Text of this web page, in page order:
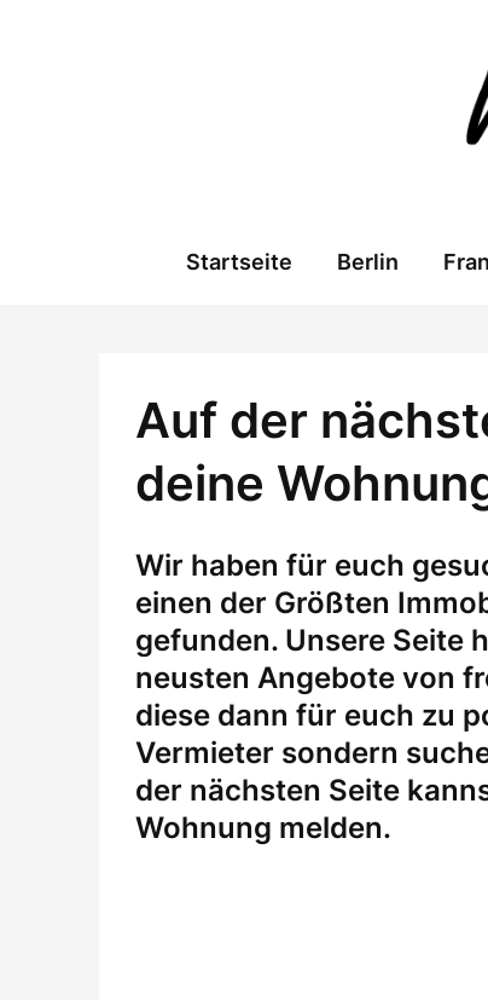
Startseite Berlin
Auf der
deine
Wir haben für euch
einen der Größten
gefunden. Unsere Seite
neusten Angebote von
diese dann für euch zu
Vermieter sondern
der nächsten Seite
Wohnung melden.